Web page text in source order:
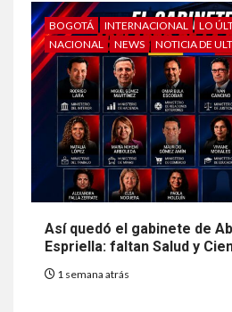
BOGOTÁ INTERNACIONAL
LO
NACIONAL
NEWS NOTICIA DE
Así quedó el gabinete de
Espriella: faltan Salud y
1 semana atrás